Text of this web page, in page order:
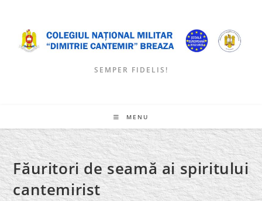
content
SEMPER FIDELIS!
MENU
Făuritori de seamă ai spiritului
cantemirist